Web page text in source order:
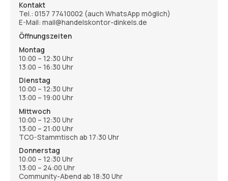
Kontakt
Tel.: 0157 77410002 (auch WhatsApp möglich)
E-Mail: mail@handelskontor-dinkels.de
Öffnungszeiten
Montag
10:00 – 12:30 Uhr
13:00 – 16:30 Uhr
Dienstag
10:00 – 12:30 Uhr
13:00 – 19:00 Uhr
Mittwoch
10:00 – 12:30 Uhr
13:00 – 21:00 Uhr
TCG-Stammtisch ab 17:30 Uhr
Donnerstag
10:00 – 12:30 Uhr
13:00 – 24:00 Uhr
Community-Abend ab 18:30 Uhr